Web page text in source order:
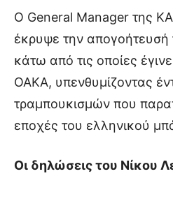
Ο General Manager της
έκρυψε την απογοήτευσή
κάτω από τις οποίες
ΟΑΚΑ, υπενθυμίζοντας
τραμπουκισμών που
εποχές του ελληνικού
Οι δηλώσεις του Νίκου